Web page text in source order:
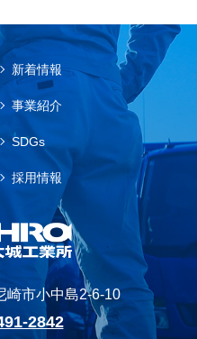
新着情報
事業紹介
SDGs
採用情報
崎市小中島2-6-10
2842